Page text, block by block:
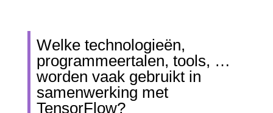
Welke technologieën,
programmeertalen, tools, …
worden vaak gebruikt in
samenwerking met
TensorFlow?